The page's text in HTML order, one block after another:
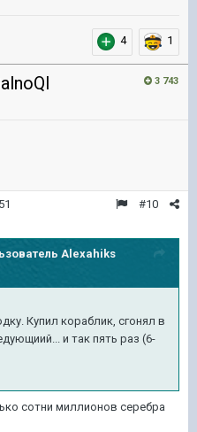
4 1
3 743
#10
Alexahiks
Купил кораблик, сгонял в
и так пять раз (6-
сотни миллионов серебра